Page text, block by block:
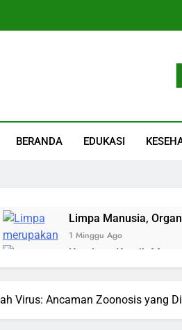
BERANDA EDUKASI
Limpa Manusia,
1 Minggu Ago
Kandung Kemih
1 Minggu Ago
1 Minggu Ago
Perilla Leaf: Daun
Virus: Ancaman Zoonosis yang